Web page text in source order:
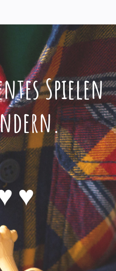
Spielen
♥